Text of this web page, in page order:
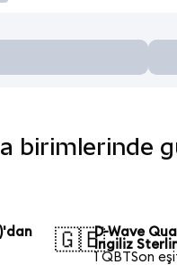
birimlerinde
🇬🇧D-Wave
İngiliz
1 QBTSon